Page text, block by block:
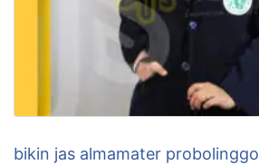
bikin jas almamater probolinggo